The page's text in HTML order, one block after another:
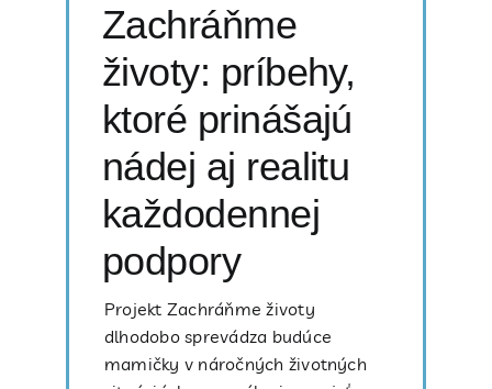
Zachráňme
životy: príbehy,
ktoré prinášajú
nádej aj realitu
každodennej
podpory
Projekt Zachráňme životy
dlhodobo sprevádza budúce
mamičky v náročných životných